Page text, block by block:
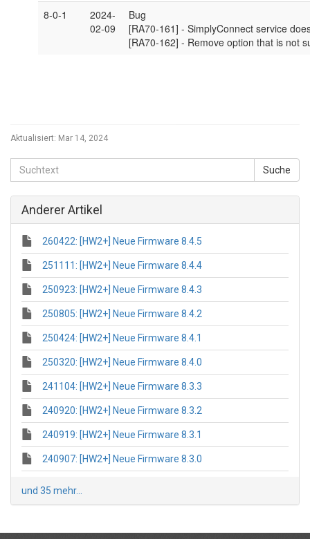
Aktualisiert: Mar 14, 2024
Anderer Artikel
260422: [HW2+] Neue Firmware 8.4.5
251111: [HW2+] Neue Firmware 8.4.4
250923: [HW2+] Neue Firmware 8.4.3
250805: [HW2+] Neue Firmware 8.4.2
250424: [HW2+] Neue Firmware 8.4.1
250320: [HW2+] Neue Firmware 8.4.0
241104: [HW2+] Neue Firmware 8.3.3
240920: [HW2+] Neue Firmware 8.3.2
240919: [HW2+] Neue Firmware 8.3.1
240907: [HW2+] Neue Firmware 8.3.0
und 35 mehr...